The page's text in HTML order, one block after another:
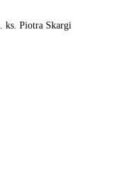
ks. Piotra Skargi